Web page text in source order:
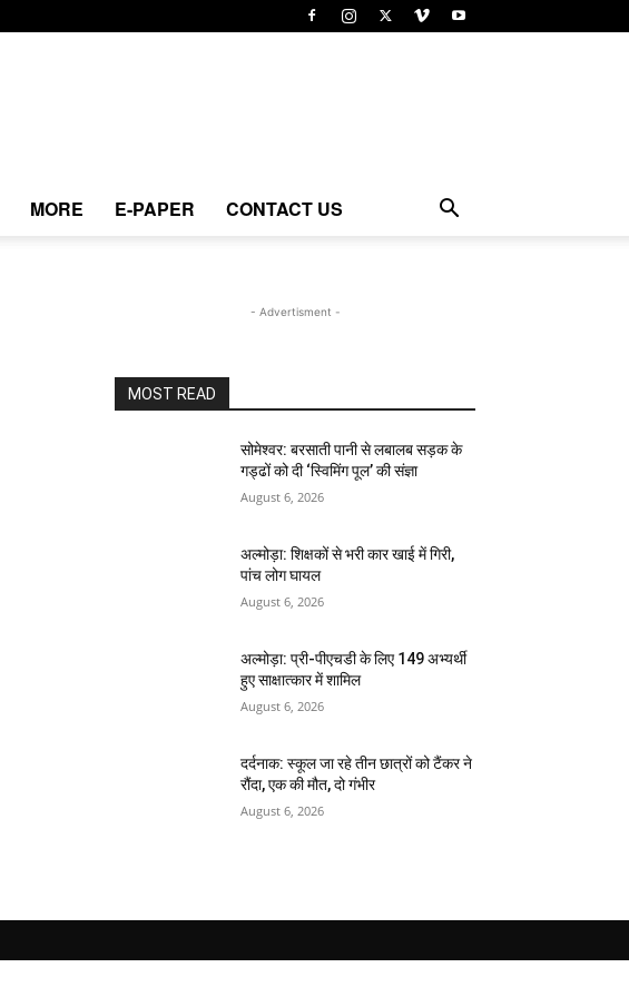
MORE E-PAPER CONTACT US
- Advertisment -
MOST READ
सोमेश्वर: बरसाती पानी से लबालब सड़क के
गड्ढों को दी ‘स्विमिंग पूल’ की संज्ञा
August 6, 2026
अल्मोड़ा: शिक्षकों से भरी कार खाई में गिरी,
पांच लोग घायल
August 6, 2026
अल्मोड़ा: प्री-पीएचडी के लिए 149 अभ्यर्थी
हुए साक्षात्कार में शामिल
August 6, 2026
दर्दनाक: स्कूल जा रहे तीन छात्रों को टैंकर ने
रौंदा, एक की मौत, दो गंभीर
August 6, 2026